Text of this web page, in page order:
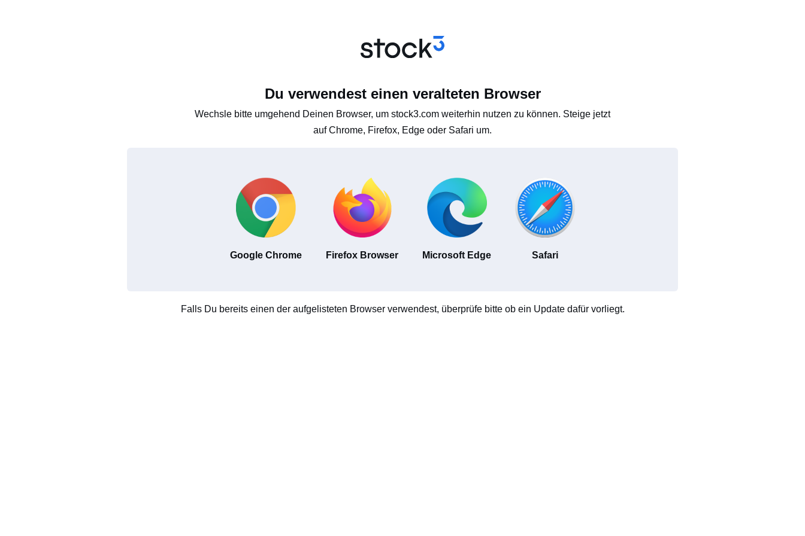
Du verwendest einen veralteten Browser
Wechsle bitte umgehend Deinen Browser, um stock3.com weiterhin nutzen zu können. Steige jetzt
auf Chrome, Firefox, Edge oder Safari um.
Google Chrome Firefox Browser Microsoft Edge Safari
Falls Du bereits einen der aufgelisteten Browser verwendest, überprüfe bitte ob ein Update dafür vorliegt.